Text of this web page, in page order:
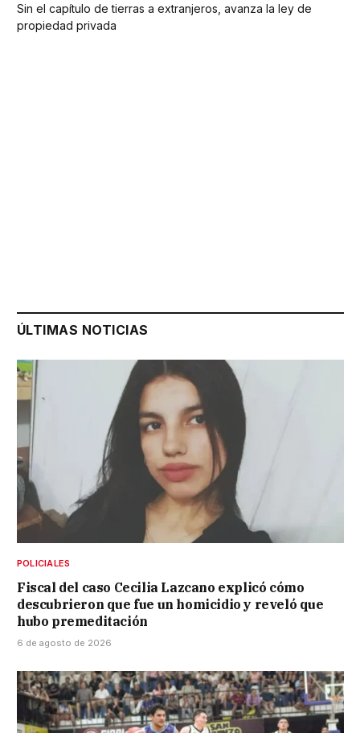
Sin el capítulo de tierras a extranjeros, avanza la ley de
propiedad privada
ÚLTIMAS NOTICIAS
POLICIALES
Fiscal del caso Cecilia Lazcano explicó cómo
descubrieron que fue un homicidio y reveló que
hubo premeditación
6 de agosto de 2026